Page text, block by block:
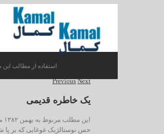
Previous Next
یک خاطره قدیمی
حس نوستالژیک غوغایی که بر
استفاده از مطالب